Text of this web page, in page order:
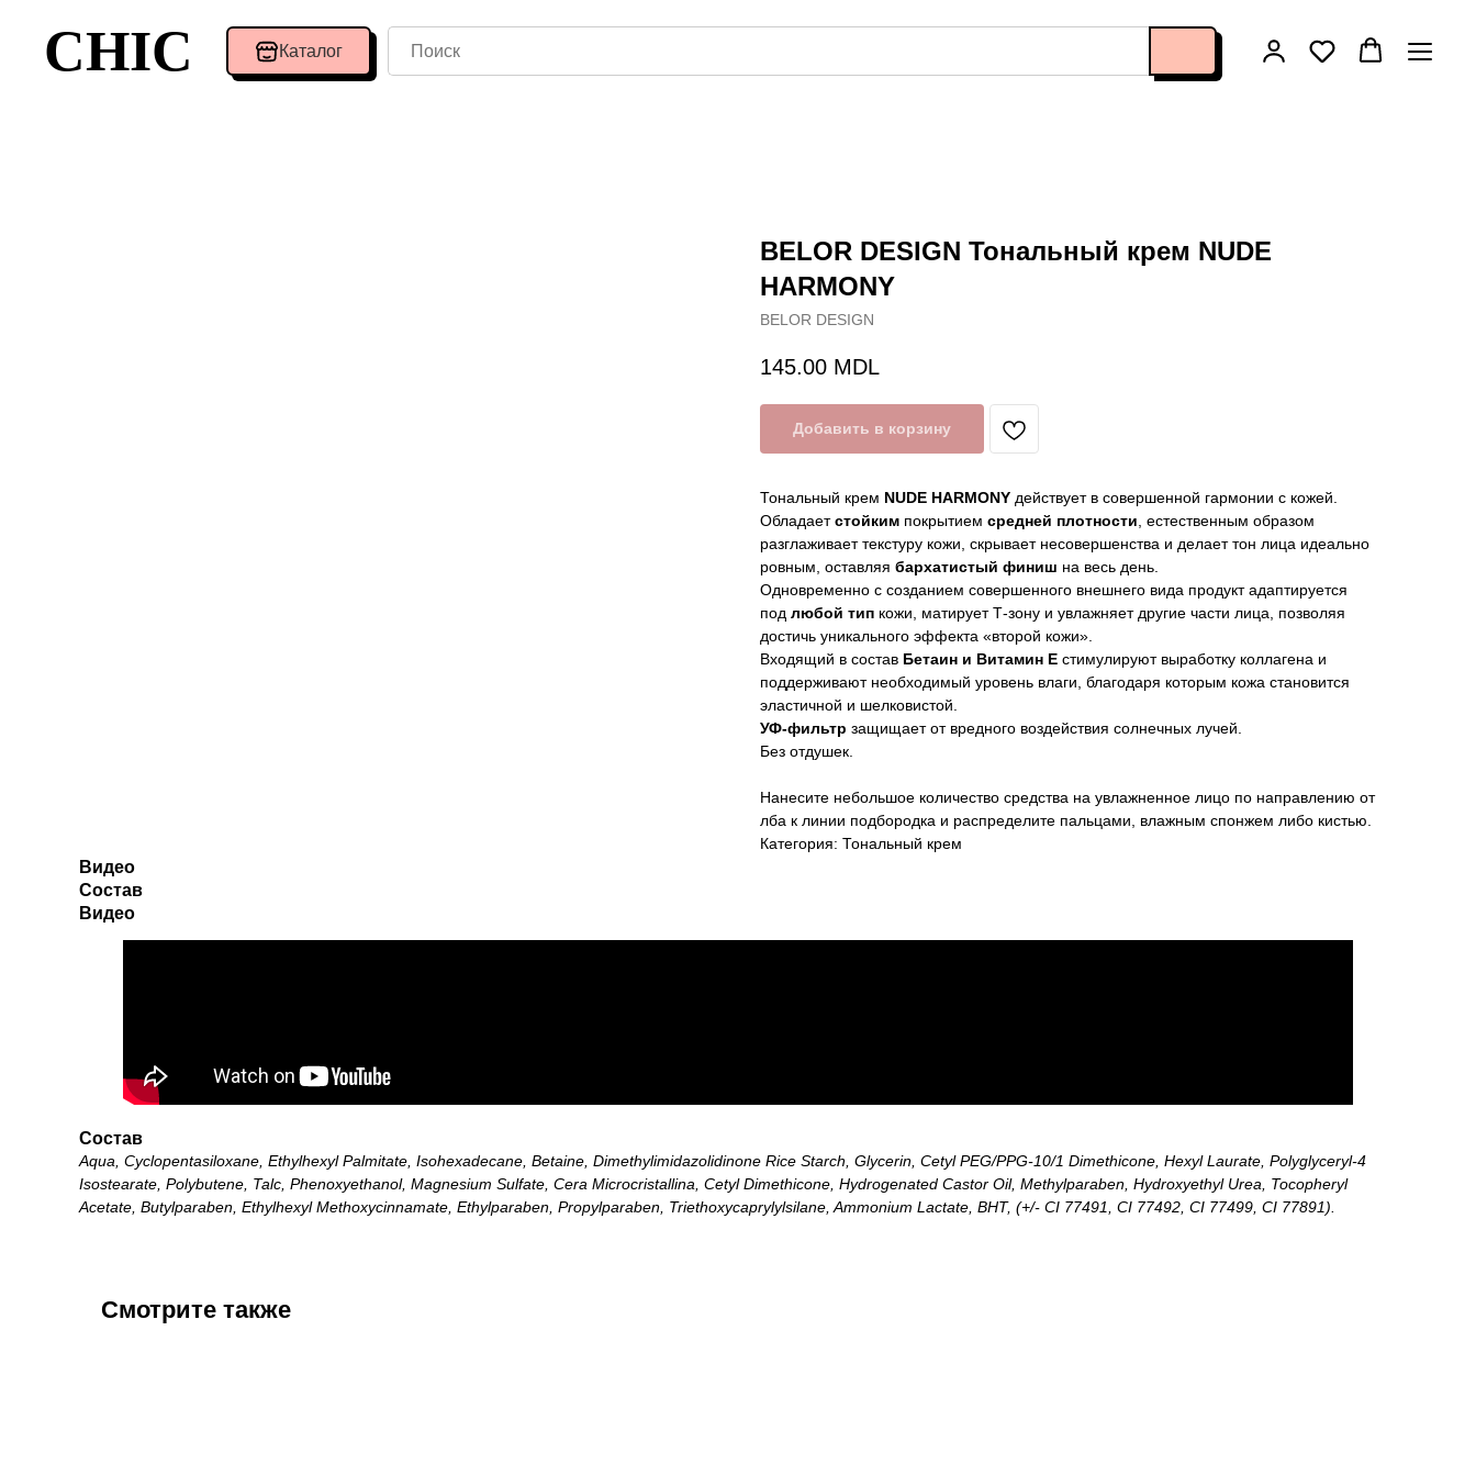
CHIC Каталог
BELOR DESIGN Тональный крем NUDE
HARMONY
BELOR DESIGN
145.00 MDL
Добавить в корзину
Тональный крем NUDE HARMONY действует в совершенной гармонии с кожей.
Обладаетстойким покрытием средней плотности, естественным образом
разглаживает текстуру кожи, скрывает несовершенства и делает тон лица идеально
ровным, оставляя бархатистый финиш на весь день.
Одновременно с созданием совершенного внешнего вида продукт адаптируется
под любой тип кожи, матирует Т-зону и увлажняет другие части лица, позволяя
достичь уникального эффекта «второй кожи».
Входящий в состав Бетаин и Витамин Е стимулируют выработку коллагена и
поддерживают необходимый уровень влаги, благодаря которым кожа становится
эластичной и шелковистой.
УФ-фильтр защищает от вредного воздействия солнечных лучей.
Без отдушек.
Нанесите небольшое количество средства на увлажненное лицо по направлению от
лба к линии подбородка и распределите пальцами, влажным спонжем либо кистью.
Категория: Тональный крем
Видео
Состав
Видео
Состав
Aqua, Cyclopentasiloxane, Ethylhexyl Palmitate, Isohexadecane, Betaine, Dimethylimidazolidinone Rice Starch, Glycerin, Cetyl PEG/PPG-10/1 Dimethicone, Hexyl Laurate, Polyglyceryl-4
Isostearate, Polybutene, Talc, Phenoxyethanol, Magnesium Sulfate, Cera Microcristallina, Cetyl Dimethicone, Hydrogenated Castor Oil, Methylparaben, Hydroxyethyl Urea, Tocopheryl
Acetate, Butylparaben, Ethylhexyl Methoxycinnamate, Ethylparaben, Propylparaben, Triethoxycaprylylsilane, Ammonium Lactate, BHT, (+/- CI 77491, CI 77492, CI 77499, CI 77891).
Смотрите также